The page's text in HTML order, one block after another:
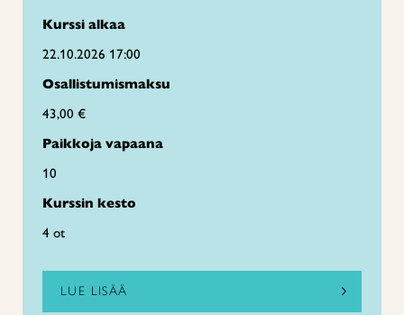
Kurssi alkaa
22.10.2026 17:00
Osallistumismaksu
43,00 €
Paikkoja vapaana
10
Kurssin kesto
4 ot
LUE LISÄÄ